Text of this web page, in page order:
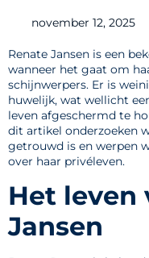
november 12, 2025
Renate Jansen is een
wanneer het gaat om
schijnwerpers. Er is
huwelijk, wat wellicht
leven afgeschermd te
dit artikel onderzoeken
getrouwd is en werpen
over haar privéleven.
Het leven
Jansen